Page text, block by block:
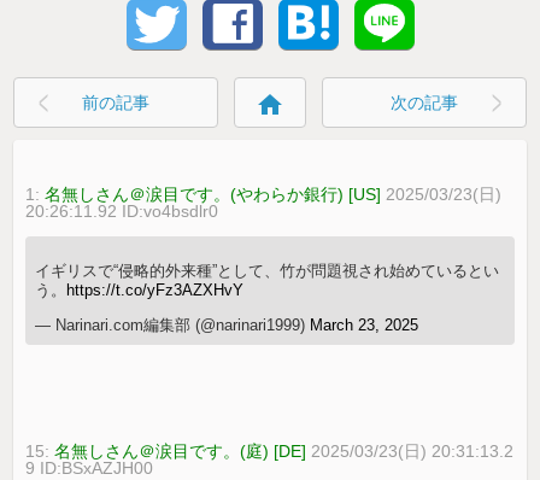
前の記事 home 次の記事
1:名無しさん＠涙目です。(やわらか銀行) [US] 2025/03/23(日)
20:26:11.92 ID:vo4bsdlr0
イギリスで“侵略的外来種”として、竹が問題視され始めているとい
う。
https://t.co/yFz3AZXHvY
— Narinari.com編集部 (@narinari1999) March 23, 2025
15:名無しさん＠涙目です。(庭) [DE] 2025/03/23(日) 20:31:13.2
9 ID:BSxAZJH00